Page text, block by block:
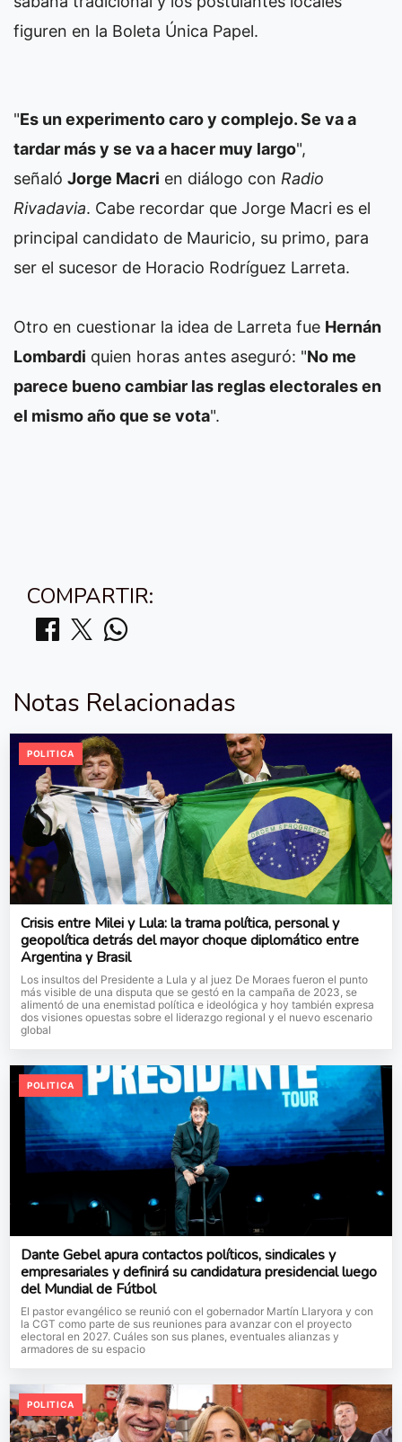
figuren en la Boleta Única Papel.
"Es un experimento caro y complejo. Se va a
tardar más y se va a hacer muy largo",
señaló Jorge Macri en diálogo con Radio
Rivadavia. Cabe recordar que Jorge Macri es el
principal candidato de Mauricio, su primo, para
ser el sucesor de Horacio Rodríguez Larreta.
Otro en cuestionar la idea de Larreta fue Hernán
Lombardi quien horas antes aseguró: "No me
parece bueno cambiar las reglas electorales en
el mismo año que se vota".
COMPARTIR:
Notas Relacionadas
POLITICA
Crisis entre Milei y Lula: la trama política, personal y
geopolítica detrás del mayor choque diplomático entre
Argentina y Brasil
Los insultos del Presidente a Lula y al juez De Moraes fueron el punto
más visible de una disputa que se gestó en la campaña de 2023, se
alimentó de una enemistad política e ideológica y hoy también expresa
dos visiones opuestas sobre el liderazgo regional y el nuevo escenario
global
POLITICA
Dante Gebel apura contactos políticos, sindicales y
empresariales y definirá su candidatura presidencial luego
del Mundial de Fútbol
El pastor evangélico se reunió con el gobernador Martín Llaryora y con
la CGT como parte de sus reuniones para avanzar con el proyecto
electoral en 2027. Cuáles son sus planes, eventuales alianzas y
armadores de su espacio
POLITICA